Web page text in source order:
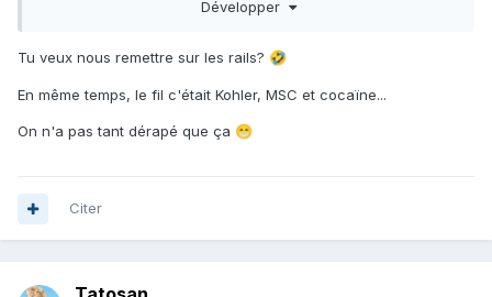
Le fil a un peu dérapé, non ?
Développer
Tu veux nous remettre sur les rails? 🤣
En même temps, le fil c'était Kohler, MSC et cocaïne...
On n'a pas tant dérapé que ça 😁
Citer